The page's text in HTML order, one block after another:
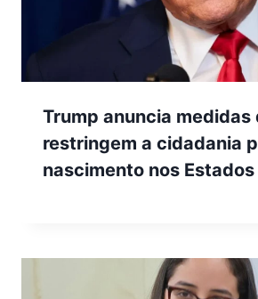
Trump anuncia medidas
restringem a cidadania
nascimento nos